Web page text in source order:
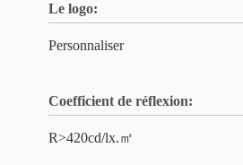
Le logo:
Personnaliser
Coefficient de réflexion:
R>420cd/lx.㎡